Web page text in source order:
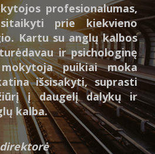
profesionalumas,
prie kiekvieno
Kartu su anglų kalbos
ir psichologinę
puikiai moka
išsisakyti, suprasti
į daugelį dalykų ir
kalba.
direktorė